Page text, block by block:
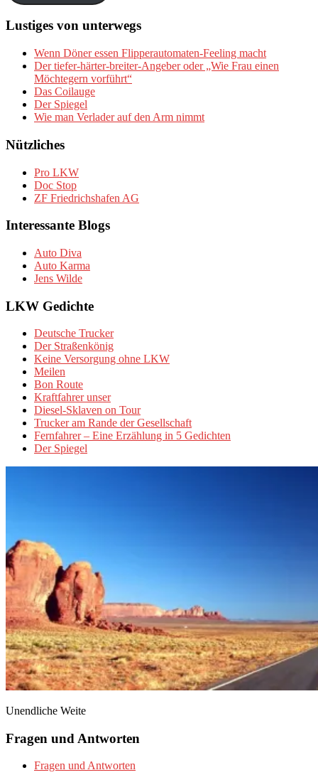
Lustiges von unterwegs
Wenn Döner essen Flipperautomaten-Feeling macht
Der tiefer-härter-breiter-Angeber oder „Wie Frau einen
Möchtegern vorführt“
Das Coilauge
Der Spiegel
Wie man Verlader auf den Arm nimmt
Nützliches
Pro LKW
Doc Stop
ZF Friedrichshafen AG
Interessante Blogs
Auto Diva
Auto Karma
Jens Wilde
LKW Gedichte
Deutsche Trucker
Der Straßenkönig
Keine Versorgung ohne LKW
Meilen
Bon Route
Kraftfahrer unser
Diesel-Sklaven on Tour
Trucker am Rande der Gesellschaft
Fernfahrer – Eine Erzählung in 5 Gedichten
Der Spiegel
Unendliche Weite
Fragen und Antworten
Fragen und Antworten